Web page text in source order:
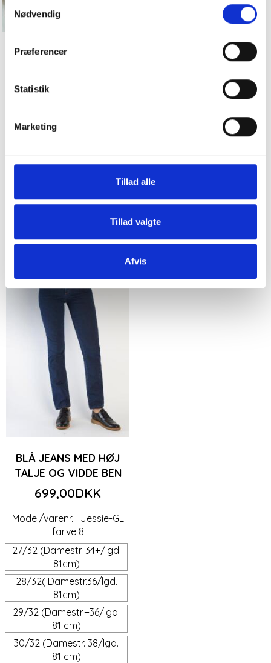
Nødvendig
Præferencer
Statistik
Marketing
Tillad alle
Tillad valgte
Afvis
SORTE 7/8 BESSIE
399,50DKK
Du sparer:
Model/varenr.: Naja-DL
SORTE JEANS MED LET
699,00DKK
Jessie-
81 cm)
36/32 (damestr. 46/lgd. 81
BLÅ JEANS MED HØJ
TALJE OG VIDDE BEN
699,00DKK
Model/varenr.: Jessie-GL
farve 8
27/32 (Damestr. 34+/lgd.
81cm)
28/32( Damestr.36/lgd.
81cm)
29/32 (Damestr.+36/lgd.
81 cm)
30/32 (Damestr. 38/lgd.
81 cm)